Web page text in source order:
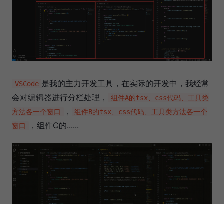
VSCode 是我的主力开发工具，在实际的开发中，我经常
会对编辑器进行分栏处理，
组件A的tsx、css代码、工具类
方法各一个窗口
，
组件B的tsx、css代码、工具类方法各一个
窗口
，组件C的......